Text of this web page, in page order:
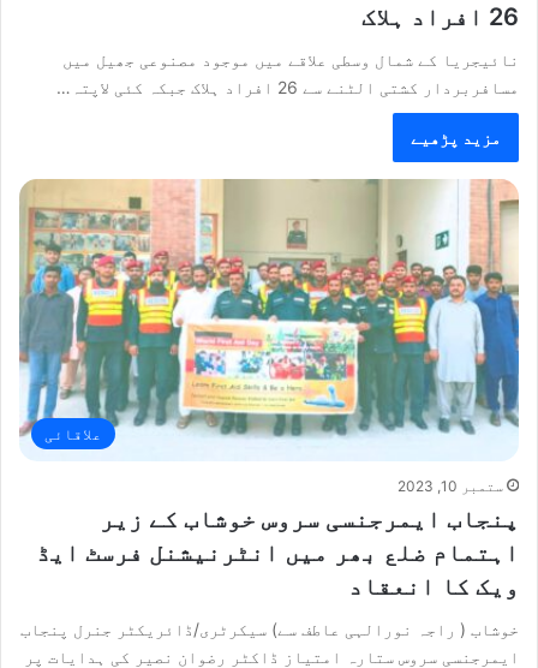
26 افراد ہلاک
نائیجریا کے شمال وسطی علاقے میں موجود مصنوعی جھیل میں
مسافربردار کشتی الٹنے سے 26 افراد ہلاک جبکہ کئی لاپتہ…
مزید پڑھیے
علاقائی
ستمبر 10, 2023
پنجاب ایمرجنسی سروس خوشاب کے زیر
اہتمام ضلع بھر میں انٹرنیشنل فرسٹ ایڈ
ویک کا انعقاد
خوشاب ( راجہ نورالہی عاطف سے) سیکرٹری/ڈائریکٹر جنرل پنجاب
ایمرجنسی سروس ستارہ امتیاز ڈاکٹر رضوان نصیر کی ہدایات پر